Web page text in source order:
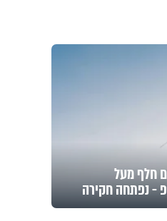
חלף מעל
- נפתחה חקירה